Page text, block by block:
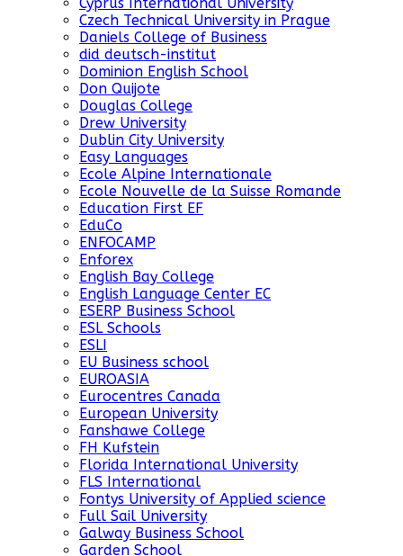
Cyprus International University
Czech Technical University in Prague
Daniels College of Business
did deutsch-institut
Dominion English School
Don Quijote
Douglas College
Drew University
Dublin City University
Easy Languages
Ecole Alpine Internationale
Ecole Nouvelle de la Suisse Romande
Education First EF
EduCo
ENFOCAMP
Enforex
English Bay College
English Language Center EC
ESERP Business School
ESL Schools
ESLI
EU Business school
EUROASIA
Eurocentres Canada
European University
Fanshawe College
FH Kufstein
Florida International University
FLS International
Fontys University of Applied science
Full Sail University
Galway Business School
Garden School